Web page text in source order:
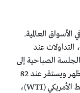
الأسواق العالمية.
التداولات عند
الجلسة الصباحية إلى
81 دولاراً، ليعاود الارتفاع في فترة ما بعد الظهر ويستقر عند 82
دولاراً للبرميل. أما خام غرب تكساس الوسيط الأمريكي (WTI)،